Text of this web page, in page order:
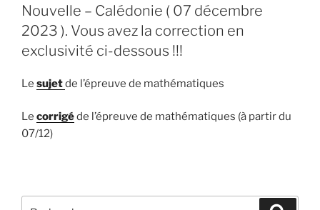
Nouvelle – Calédonie ( 07 décembre
2023 ). Vous avez la correction en
exclusivité ci-dessous !!!
Le sujetde l’épreuve de mathématiques
Le corrigéde l’épreuve de mathématiques (à partir du
07/12)